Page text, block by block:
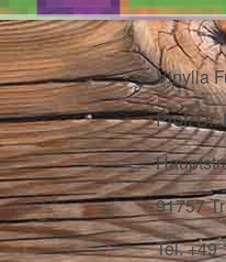
Vinylla
Prof. Dr.
91757
Tel. +49